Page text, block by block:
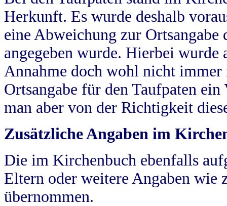
Herkunft. Es wurde deshalb
eine Abweichung zur
angegeben wurde. Hierbei wurde
Annahme doch wohl nicht
Ortsangabe für den Taufpaten
man aber von der Richtigkeit
Zusätzliche Angaben im
Die im Kirchenbuch ebenfalls
Eltern oder weitere Angaben wie
übernommen.